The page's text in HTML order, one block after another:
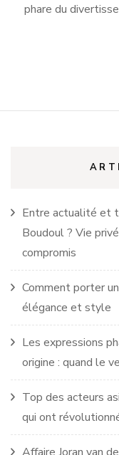
phare du
Entre actualité et
Boudoul ? Vie
compromis
Comment porter
élégance et style
Les expressions
origine : quand le
Top des acteurs
qui ont